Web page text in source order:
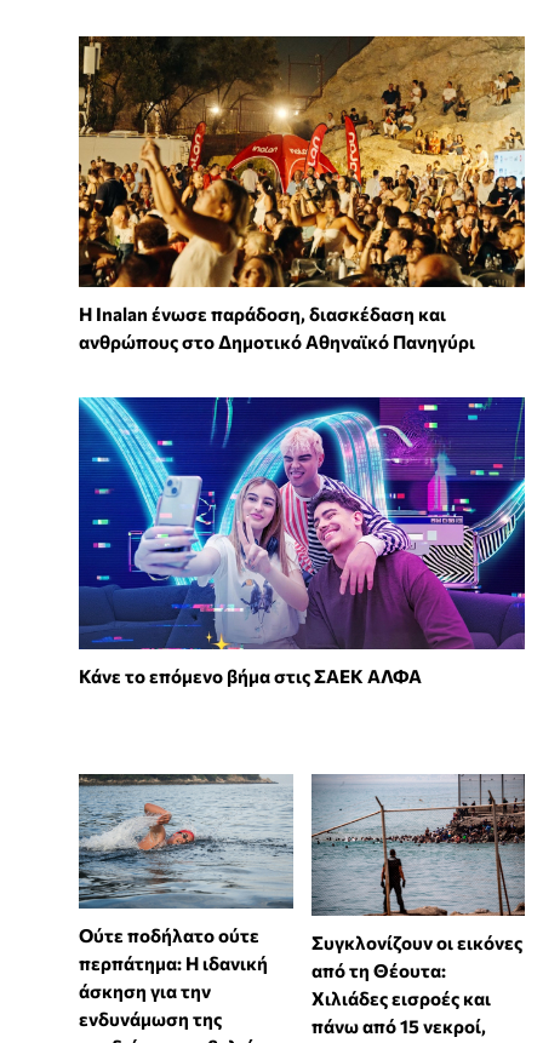
Η Inalan ένωσε παράδοση, διασκέδαση και
ανθρώπους στο Δημοτικό Αθηναϊκό Πανηγύρι
Κάνε το επόμενο βήμα στις ΣΑΕΚ ΑΛΦΑ
Ούτε ποδήλατο ούτε
περπάτημα: Η ιδανική
άσκηση για την
ενδυνάμωση της
Συγκλονίζουν οι εικόνες
από τη Θέουτα:
Χιλιάδες εισροές και
πάνω από 15 νεκροί,